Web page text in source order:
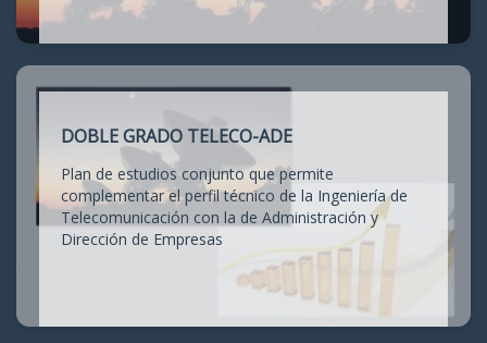
DOBLE GRADO TELECO-ADE
Plan de estudios conjunto que permite
complementar el perfil técnico de la Ingeniería de
Telecomunicación con la de Administración y
Dirección de Empresas